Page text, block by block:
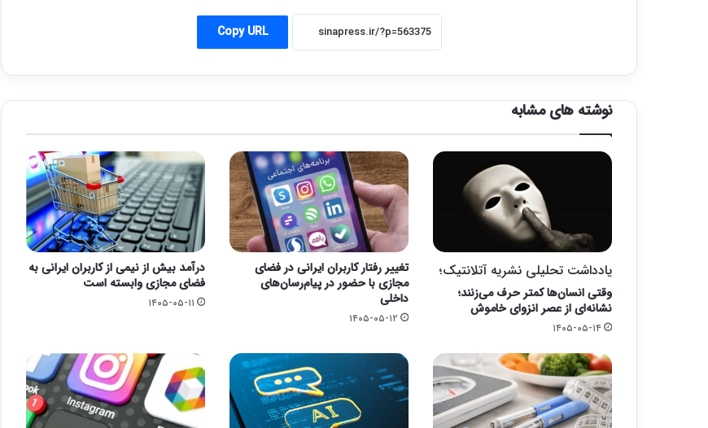
Copy URL
نوشته های مشابه
یادداشت تحلیلی نشریه آتلانتیک؛
وقتی انسان‌ها کمتر حرف می‌زنند؛
نشانه‌ای از عصر انزوای خاموش
۱۴۰۵-۰۵-۱۴
تغییر رفتار کاربران ایرانی در فضای
مجازی با حضور در پیام‌رسان‌های
داخلی
۱۴۰۵-۰۵-۱۲
درآمد بیش از نیمی از کاربران ایرانی به
فضای مجازی وابسته است
۱۴۰۵-۰۵-۱۱